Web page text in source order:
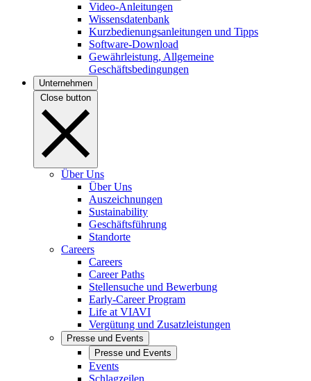
Video-Anleitungen
Wissensdatenbank
Kurzbedienungsanleitungen und Tipps
Software-Download
Gewährleistung, Allgemeine
Geschäftsbedingungen
Unternehmen
Close button
Über Uns
Über Uns
Auszeichnungen
Sustainability
Geschäftsführung
Standorte
Careers
Careers
Career Paths
Stellensuche und Bewerbung
Early-Career Program
Life at VIAVI
Vergütung und Zusatzleistungen
Presse und Events
Presse und Events
Events